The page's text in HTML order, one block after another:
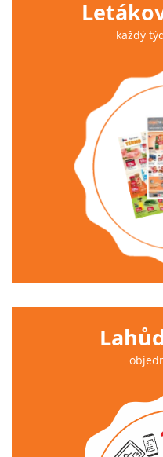
každý